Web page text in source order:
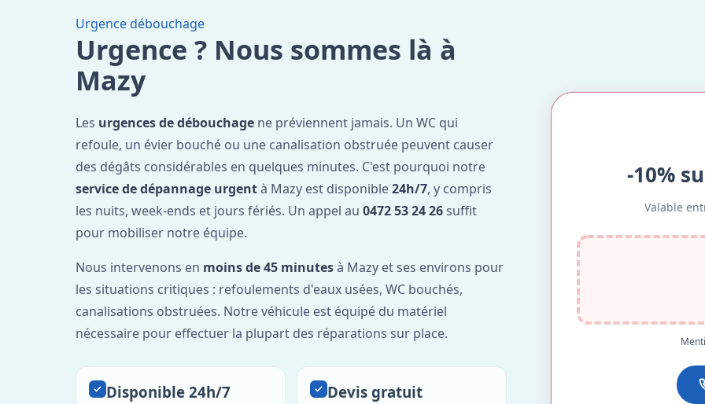
Urgence débouchage
Urgence ? Nous sommes là à
Mazy
Les urgences de débouchage ne préviennent jamais. Un WC qui
refoule, un évier bouché ou une canalisation obstruée peuvent causer
des dégâts considérables en quelques minutes. C'est pourquoi notre
service de dépannage urgentà Mazy est disponible24h/7, y compris
les nuits, week-ends et jours fériés. Un appel au 0472 53 24 26suffit
pour mobiliser notre équipe.
Nous intervenons en moins de 45 minutesà Mazy et ses environs pour
les situations critiques : refoulements d'eaux usées, WC bouchés,
canalisations obstruées. Notre véhicule est équipé du matériel
nécessaire pour effectuer la plupart des réparations sur place.
Disponible 24h/7 Devis gratuit
-10%
Valable